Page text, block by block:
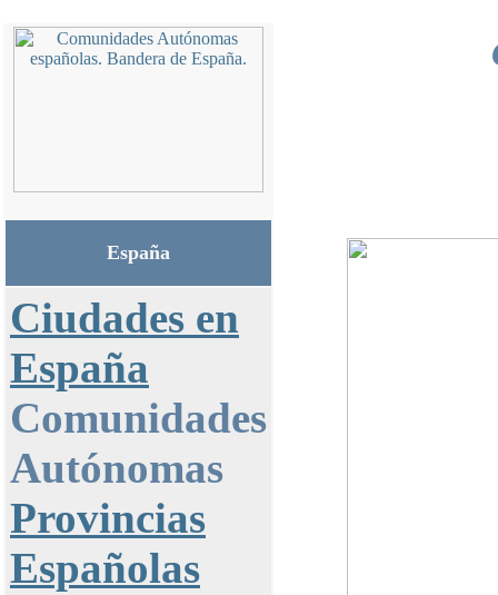
España
Ciudades en
España
Comunidades
Autónomas
Provincias
Españolas